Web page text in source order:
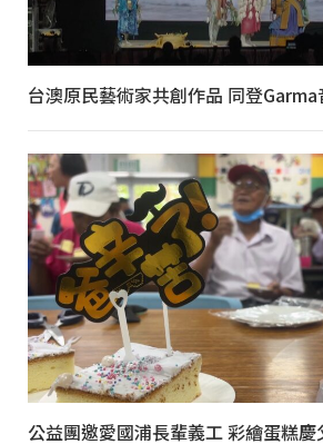
台澳原民藝術家共創作品 同登
公益團邀愛國浦長輩義工 彩繪蛋糕慶